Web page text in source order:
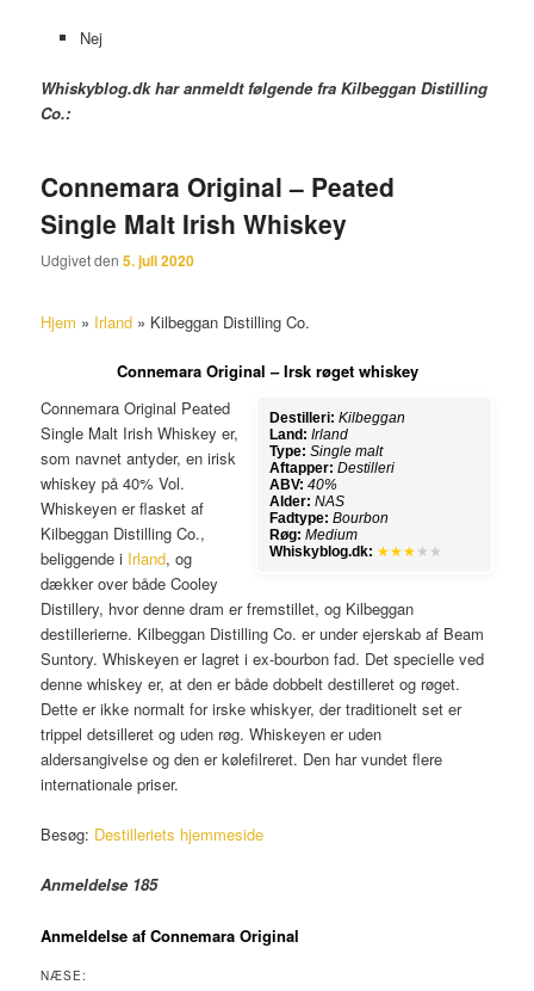
Nej
Whiskyblog.dk har anmeldt følgende fraKilbeggan Distilling
Co.:
Connemara Original – Peated
Single Malt Irish Whiskey
Udgivet den5. juli 2020
Hjem » Irland » Kilbeggan Distilling Co.
Connemara Original – Irsk røget whiskey
Destilleri: Kilbeggan
Land: Irland
Type: Single malt
Aftapper: Destilleri
ABV: 40%
Alder: NAS
Fadtype: Bourbon
Røg: Medium
Whiskyblog.dk: ★★★ ★★
Connemara Original Peated
Single Malt Irish Whiskey er,
som navnet antyder, en irisk
whiskey på 40% Vol.
Whiskeyen er flasket af
Kilbeggan Distilling Co.,
beliggende i Irland, og
dækker over både Cooley
Distillery, hvor denne dram er fremstillet, og Kilbeggan
destillerierne. Kilbeggan Distilling Co. er under ejerskab af Beam
Suntory. Whiskeyen er lagret i ex-bourbon fad. Det specielle ved
denne whiskey er, at den er både dobbelt destilleret og røget.
Dette er ikke normalt for irske whiskyer, der traditionelt set er
trippel detsilleret og uden røg. Whiskeyen er uden
aldersangivelse og den er kølefilreret. Den har vundet flere
internationale priser.
Besøg: Destilleriets hjemmeside
Anmeldelse 185
Anmeldelse af Connemara Original
NÆSE: